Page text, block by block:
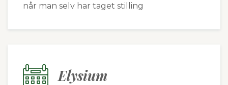
når man selv har taget stilling
Elysium